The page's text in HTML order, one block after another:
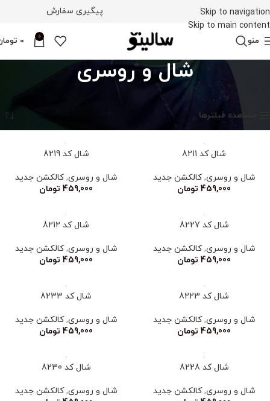
Skip to navigation
Skip to main content
پیگیری سفارش
منو 0
0
شال و روسری
شال و روسری برگه 2
مشاهده فیلترها
شال کد 8211
شال و روسری,کالکشن جدید
459,000 تومان
شال کد 8219
شال و روسری,کالکشن جدید
459,000 تومان
شال کد 8227
شال و روسری,کالکشن جدید
459,000 تومان
شال کد 8212
شال و روسری,کالکشن جدید
459,000 تومان
شال کد 8223
شال و روسری,کالکشن جدید
459,000 تومان
شال کد 8233
شال و روسری,کالکشن جدید
459,000 تومان
شال کد 8228
شال و روسری,کالکشن جدید
شال کد 8230
شال و روسری,کالکشن جدید